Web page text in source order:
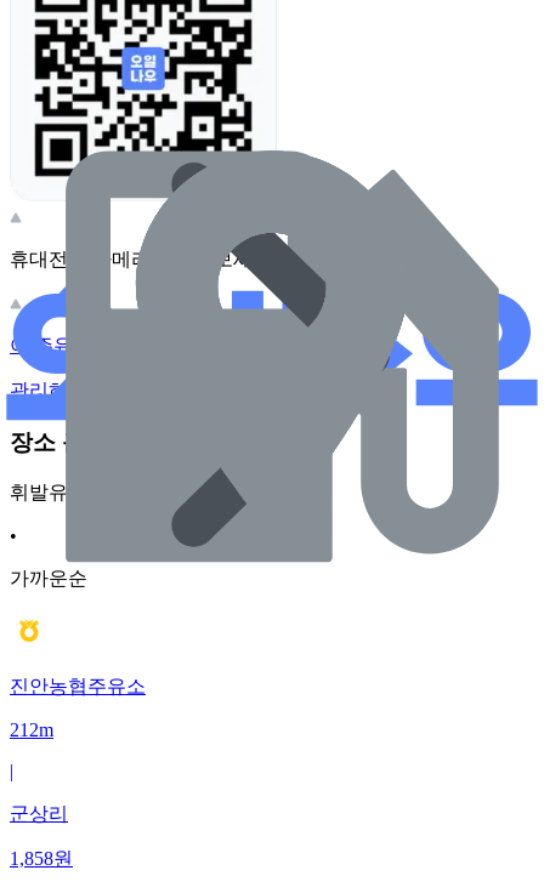
휴대전화 카메라로 찍어보세요
이 주유소의 사장님이신가요?
관리하기
장소 근처 주유소
휘발유
•
가까운순
진안농협주유소
212m
|
군상리
1,858원